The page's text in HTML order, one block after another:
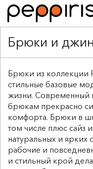
Брюки и
Брюки из коллекции
стильные базовые
жизни. Современный
брюкам прекрасно
комфорта. Брюки в
том числе плюс сайз
натуральных и ярких
рабочие и
и стильный крой